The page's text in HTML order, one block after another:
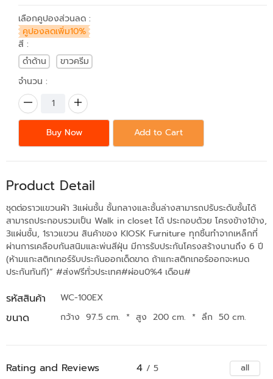
เลือกคูปองส่วนลด :
คูปองลดเพิ่ม10%
สี :
ดำด้าน
ขาวครีม
จำนวน :
Buy Now Add to Cart
Product Detail
ชุดต่อราวแขวนผ้า 3แผ่นชั้น ชั้นกลางและชั้นล่างสามารถปรับระดับชั้นได้
สามารถประกอบรวมเป็น Walk in closet ได้ ประกอบด้วย โครงข้าง1ข้าง,
3แผ่นชั้น, 1ราวแขวน สินค้าของ KIOSK Furniture ทุกชิ้นทำจากเหล็กที่
ผ่านการเคลือบกันสนิมและพ่นสีฝุ่น มีการรับประกันโครงสร้างนานถึง 6 ปี
(ห้ามแกะสติกเกอร์รับประกันออกเด็ดขาด ถ้าแกะสติกเกอร์ออกจะหมด
ประกันทันที)” #ส่งฟรีทั่วประเทศ#ผ่อน0%4 เดือน#
รหัสสินค้า WC-100EX
ขนาด กว้าง 97.5 cm. * สูง 200 cm. * ลึก 50 cm.
Rating and Reviews 4 / 5
all